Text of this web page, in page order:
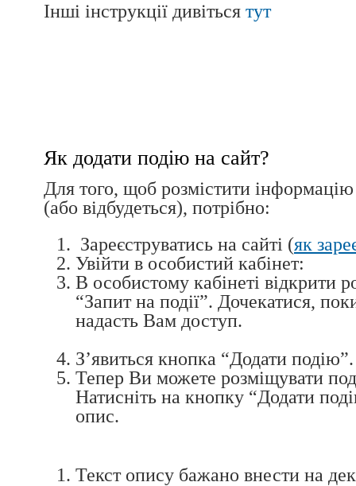
Інші інструкції дивіться тут
Як додати подію на сайт?
Для того, щоб розмістити
(або відбудеться), потрібно:
Зареєструватись на сайті (як
Увійти в особистий кабінет:
В особистому кабінеті відкрити
“Запит на події”. Дочекатися,
надасть Вам доступ.
З’явиться кнопка “Додати
Тепер Ви можете розміщувати
Натисніть на кнопку “Додати
опис.
Текст опису бажано внести на